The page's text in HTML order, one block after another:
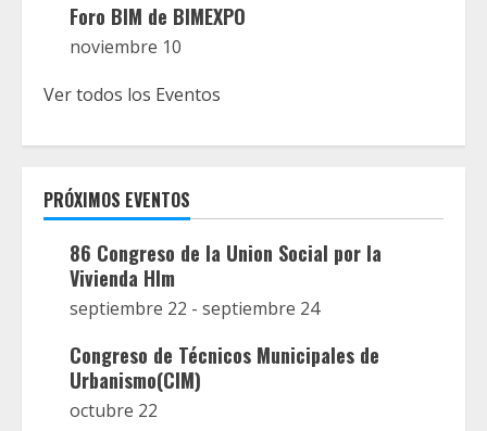
Foro BIM de BIMEXPO
noviembre 10
Ver todos los Eventos
PRÓXIMOS EVENTOS
86 Congreso de la Union Social por la
Vivienda Hlm
septiembre 22 - septiembre 24
Congreso de Técnicos Municipales de
Urbanismo(CIM)
octubre 22